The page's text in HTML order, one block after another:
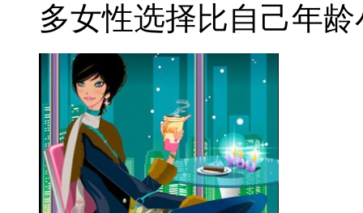
多女性选择比自己年